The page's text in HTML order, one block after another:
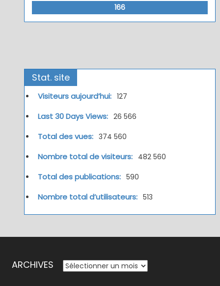
166
Stat. site
Visiteurs aujourd’hui: 127
Last 30 Days Views: 26 566
Total des vues: 374 560
Nombre total de visiteurs: 482 560
Total des publications: 590
Nombre total d’utilisateurs: 513
ARCHIVES ARCHIVES